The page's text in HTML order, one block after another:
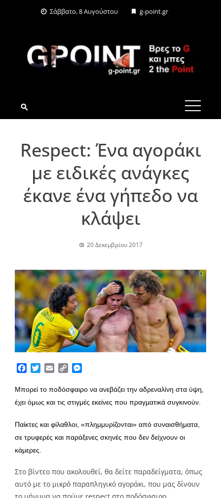
Σάββατο, 8 Αυγούστου g-point.gr
G-POINT.GR
Respect: Ένα αγοράκι
με ειδικές ανάγκες
έκανε ένα γήπεδο να
κλάψει
20 Δεκεμβρίου 2017
Facebook
TwitterEmailCopy
Μπορεί το ποδόσφαιρο να ανεβάζει την αδρεναλίνη στα ύψη,
έχει όμως και τις στιγμές εκείνες που πραγματικά συγκινούν.
Παίκτες και φίλαθλοι, «πλημμυρίζονται» από συναισθήματα,
σε τρυφερές και παράξενες σκηνές που δεν δείχνουν οι
κάμερες.
Στο βίντεο που ακολουθεί, θα δείτε παραδείγματα, όπως
αυτό με το μικρό παραπληγικό αγοράκι, που μας δίνουν